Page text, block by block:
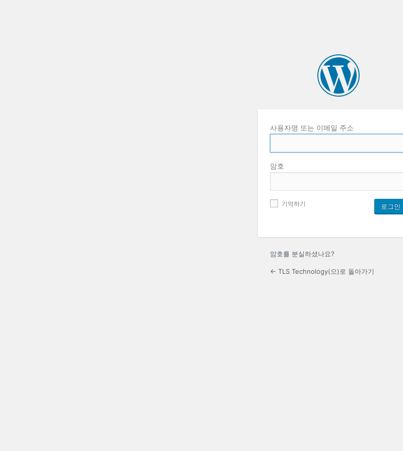
사용자명 또는 이메일 주소
암호
기억하기
암호를 분실하셨나요?
← TLS Technology(으)로 돌아가기